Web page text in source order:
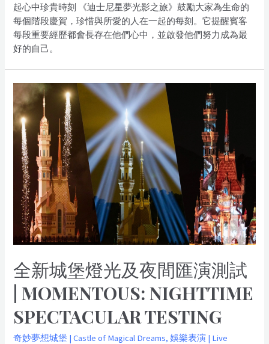
起心中珍貴時刻 《迪士尼星夢光影之旅》鼓勵大家為生命的
每個階段慶賀，珍惜與所愛的人在一起的每刻。它提醒賓客
每段重要經歷都會長存在他們心中，並啟發他們努力成為最
好的自己。
全新城堡燈光及夜間匯演測試
| MOMENTOUS: NIGHTTIME
SPECTACULAR TESTING
奇妙夢想城堡 | Castle of Magical Dreams,娛樂表演 | Live
新
城
堡
燈
光
間
測
|
MOMENTOUS:
Nighttime
Spectacular
Testing